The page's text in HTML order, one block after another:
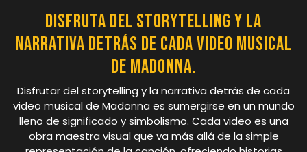
Disfruta del storytelling y la
narrativa detrás de cada video musical
de Madonna.
Disfrutar del storytelling y la narrativa detrás de cada
video musical de Madonna es sumergirse en un mundo
lleno de significado y simbolismo. Cada video es una
obra maestra visual que va más allá de la simple